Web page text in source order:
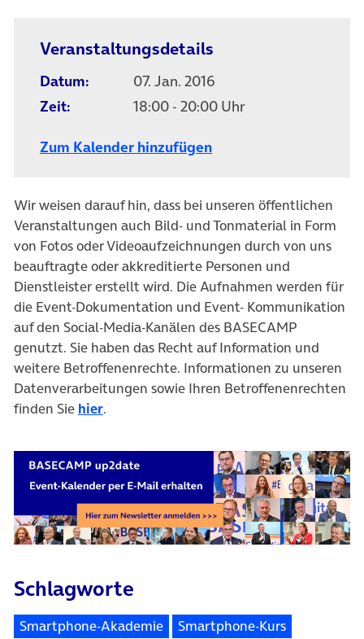
Veranstaltungsdetails
Datum:
07. Jan. 2016
Zeit:
18:00 - 20:00 Uhr
Zum Kalender hinzufügen
Wir weisen darauf hin, dass bei unseren öffentlichen
Veranstaltungen auch Bild- und Tonmaterial in Form
von Fotos oder Videoaufzeichnungen durch von uns
beauftragte oder akkreditierte Personen und
Dienstleister erstellt wird. Die Aufnahmen werden für
die Event-Dokumentation und Event- Kommunikation
auf den Social-Media-Kanälen des BASECAMP
genutzt. Sie haben das Recht auf Information und
weitere Betroffenenrechte. Informationen zu unseren
Datenverarbeitungen sowie Ihren Betroffenenrechten
finden Sie hier.
Schlagworte
Smartphone-Akademie
Smartphone-Kurs